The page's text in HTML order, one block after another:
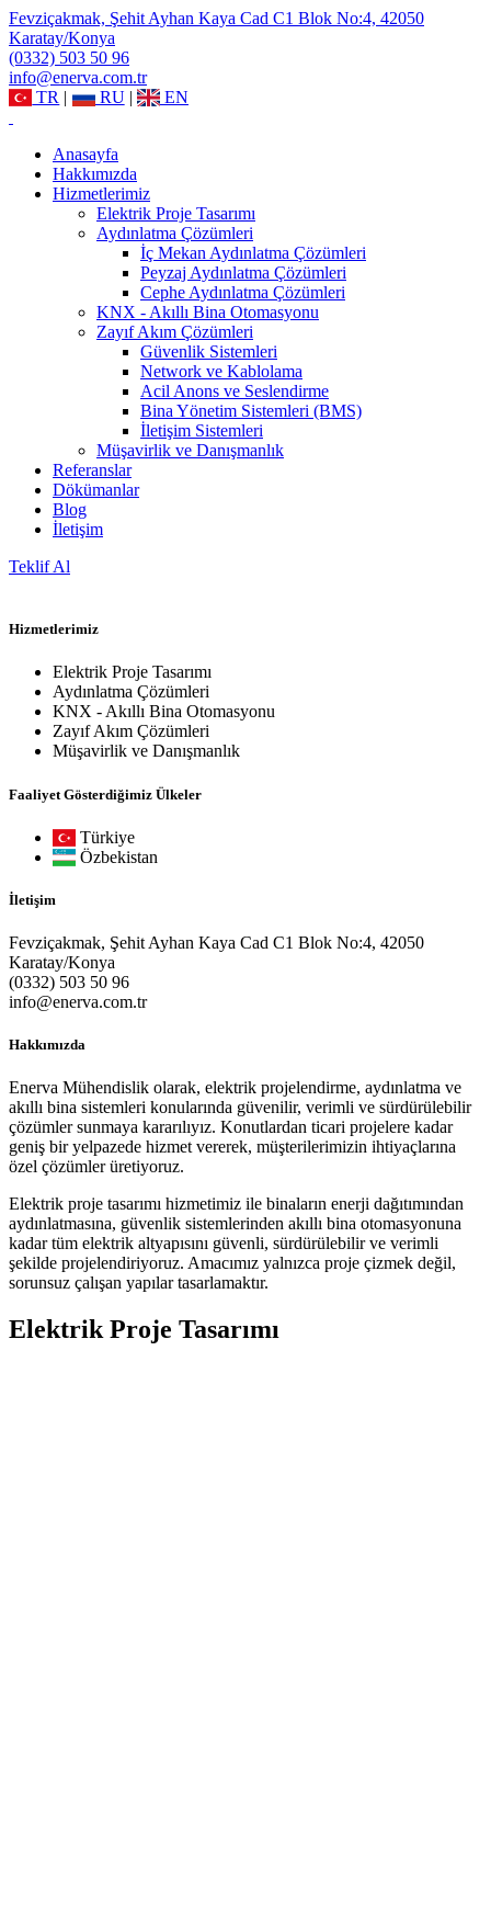
Fevziçakmak, Şehit Ayhan Kaya Cad C1 Blok No:4, 42050
Karatay/Konya
(0332) 503 50 96
info@enerva.com.tr
TR | RU | EN
Anasayfa
Hakkımızda
Hizmetlerimiz
Elektrik Proje Tasarımı
Aydınlatma Çözümleri
İç Mekan Aydınlatma Çözümleri
Peyzaj Aydınlatma Çözümleri
Cephe Aydınlatma Çözümleri
KNX - Akıllı Bina Otomasyonu
Zayıf Akım Çözümleri
Güvenlik Sistemleri
Network ve Kablolama
Acil Anons ve Seslendirme
Bina Yönetim Sistemleri (BMS)
İletişim Sistemleri
Müşavirlik ve Danışmanlık
Referanslar
Dökümanlar
Blog
İletişim
Teklif Al
Hizmetlerimiz
Elektrik Proje Tasarımı
Aydınlatma Çözümleri
KNX - Akıllı Bina Otomasyonu
Zayıf Akım Çözümleri
Müşavirlik ve Danışmanlık
Faaliyet Gösterdiğimiz Ülkeler
Türkiye
Özbekistan
İletişim
Fevziçakmak, Şehit Ayhan Kaya Cad C1 Blok No:4, 42050
Karatay/Konya
(0332) 503 50 96
info@enerva.com.tr
Hakkımızda
Enerva Mühendislik olarak, elektrik projelendirme, aydınlatma ve
akıllı bina sistemleri konularında güvenilir, verimli ve sürdürülebilir
çözümler sunmaya kararılıyız. Konutlardan ticari projelere kadar
geniş bir yelpazede hizmet vererek, müşterilerimizin ihtiyaçlarına
özel çözümler üretiyoruz.
Elektrik proje tasarımı hizmetimiz ile binaların enerji dağıtımından
aydınlatmasına, güvenlik sistemlerinden akıllı bina otomasyonuna
kadar tüm elektrik altyapısını güvenli, sürdürülebilir ve verimli
şekilde projelendiriyoruz. Amacımız yalnızca proje çizmek değil,
sorunsuz çalışan yapılar tasarlamaktır.
Elektrik Proje Tasarımı